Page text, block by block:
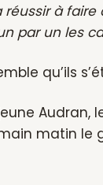
à faire
par un les
qu’ils
Audran,
matin le